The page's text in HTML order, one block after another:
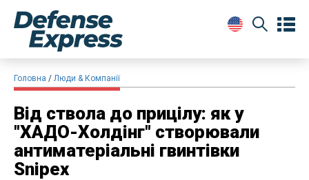
Головна Люди & Компанії
Від ствола до прицілу: як у
"ХАДО-Холдінг" створювали
антиматеріальні гвинтівки
Snipex